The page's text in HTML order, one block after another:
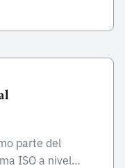
mejorar el
todo lo cual, junto
le permite
parte del
ISO a nivel